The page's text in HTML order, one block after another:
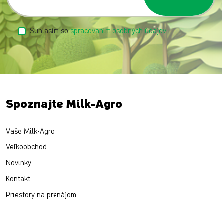
Súhlasím sospracovaním osobných údajov
Spoznajte Milk-Agro
Vaše Milk-Agro
Veľkoobchod
Novinky
Kontakt
Priestory na prenájom